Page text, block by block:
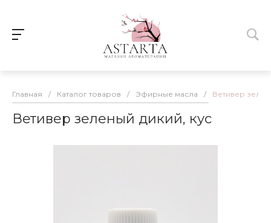
Главная / Каталог товаров / Эфирные масла / Ветивер
Ветивер зеленый дикий, кус